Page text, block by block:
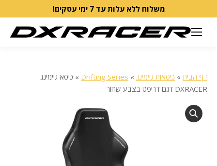
משלוח ללא עלות עד 7 ימי עסקים!
דף הבית » כיסאות גיימינג »
Drifting Series
» כיסא גיימינג
DXRACER דגם דריפט בצבע שחור